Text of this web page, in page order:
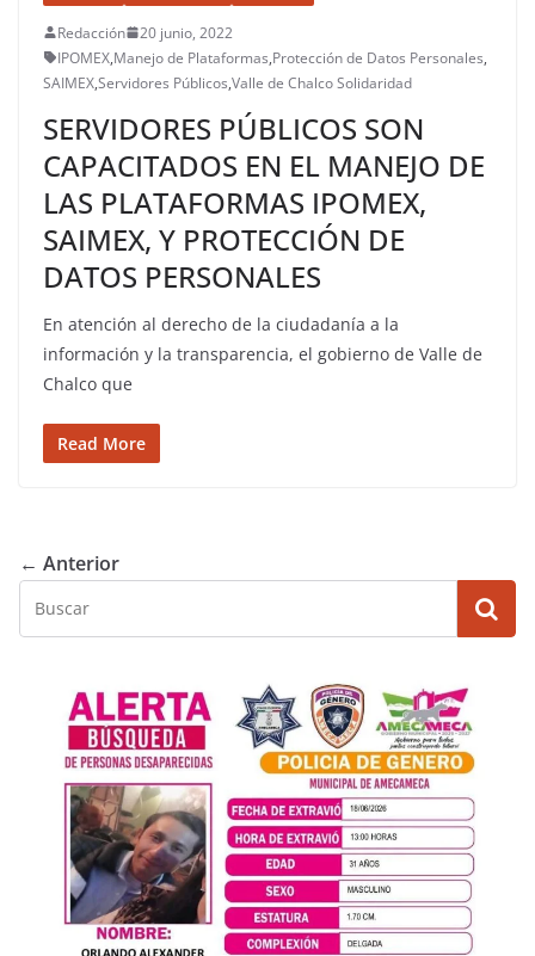
Redacción
20 junio, 2022
IPOMEX,Manejo de Plataformas,Protección de Datos Personales,
SAIMEX,Servidores Públicos,Valle de Chalco Solidaridad
SERVIDORES PÚBLICOS SON
CAPACITADOS EN EL MANEJO DE
LAS PLATAFORMAS IPOMEX,
SAIMEX, Y PROTECCIÓN DE
DATOS PERSONALES
En atención al derecho de la ciudadanía a la
información y la transparencia, el gobierno de Valle de
Chalco que
Read More
← Anterior